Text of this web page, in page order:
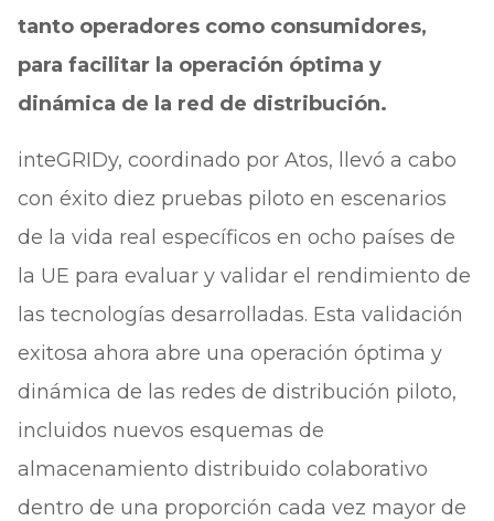
tanto operadores como consumidores,
para facilitar la operación óptima y
dinámica de la red de distribución.
inteGRIDy, coordinado por Atos, llevó a cabo
con éxito diez pruebas piloto en escenarios
de la vida real específicos en ocho países de
la UE para evaluar y validar el rendimiento de
las tecnologías desarrolladas. Esta validación
exitosa ahora abre una operación óptima y
dinámica de las redes de distribución piloto,
incluidos nuevos esquemas de
almacenamiento distribuido colaborativo
dentro de una proporción cada vez mayor de